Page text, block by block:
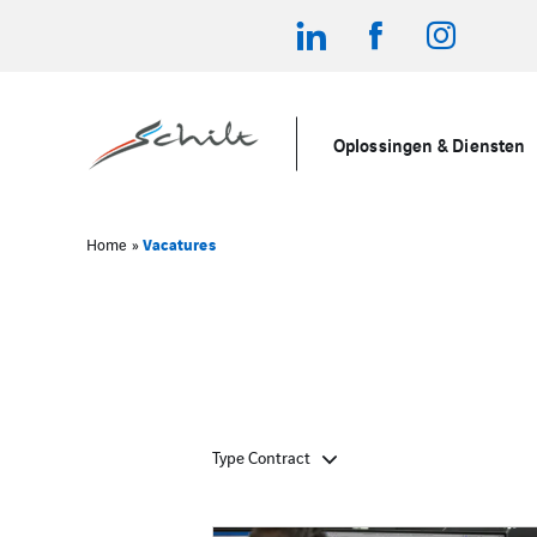
Oplossingen & Diensten
Home »Vacatures
Type Contract